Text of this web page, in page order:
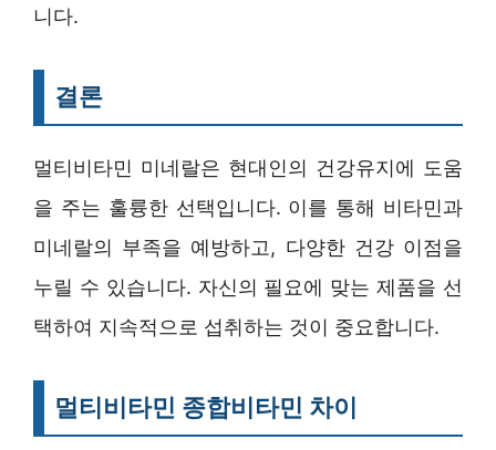
니다.
결론
멀티비타민 미네랄은 현대인의 건강유지에 도움
을 주는 훌륭한 선택입니다. 이를 통해 비타민과
미네랄의 부족을 예방하고, 다양한 건강 이점을
누릴 수 있습니다. 자신의 필요에 맞는 제품을 선
택하여 지속적으로 섭취하는 것이 중요합니다.
멀티비타민 종합비타민 차이